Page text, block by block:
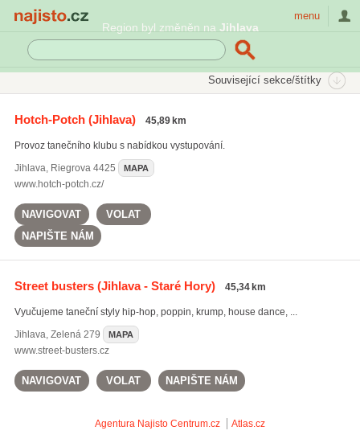
Region byl změněn na Jihlava
menu
Související sekce/štítky
Taneční skupiny
Hotch-Potch(Jihlava) 45,89 km
Provoz tanečního klubu s nabídkou vystupování.
Jihlava, Riegrova 4425 MAPA
www.hotch-potch.cz/
NAVIGOVAT
VOLAT
NAPIŠTE NÁM
Street busters(Jihlava - Staré Hory) 45,34 km
Vyučujeme taneční styly hip-hop, poppin, krump, house dance, ...
Jihlava, Zelená 279 MAPA
www.street-busters.cz
NAVIGOVAT VOLAT NAPIŠTE NÁM
Agentura Najisto Centrum.cz Atlas.cz